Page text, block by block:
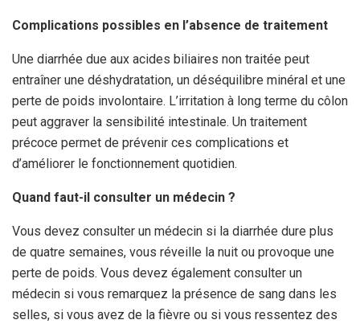
Complications possibles en l’absence de traitement
Une diarrhée due aux acides biliaires non traitée peut
entraîner une déshydratation, un déséquilibre minéral et une
perte de poids involontaire. L’irritation à long terme du côlon
peut aggraver la sensibilité intestinale. Un traitement
précoce permet de prévenir ces complications et
d’améliorer le fonctionnement quotidien.
Quand faut-il consulter un médecin ?
Vous devez consulter un médecin si la diarrhée dure plus
de quatre semaines, vous réveille la nuit ou provoque une
perte de poids. Vous devez également consulter un
médecin si vous remarquez la présence de sang dans les
selles, si vous avez de la fièvre ou si vous ressentez des